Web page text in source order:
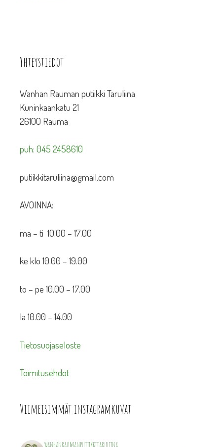
Yhteystiedot
Wanhan Rauman putiikki Taruliina
Kuninkaankatu 21
26100 Rauma
puh: 045 2458610
putiikkitaruliina@gmail.com
AVOINNA:
ma – ti 10.00 – 17.00
ke klo 10.00 – 19.00
to – pe 10.00 – 17.00
la 10.00 – 14.00
Tietosuojaseloste
Toimitusehdot
Viimeisimmät instagramkuvat
wanhanraumanputiikkitaruliina